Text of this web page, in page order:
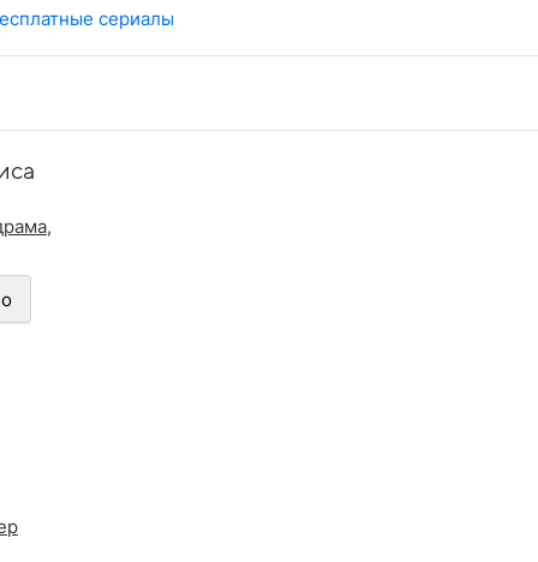
сериалы
,